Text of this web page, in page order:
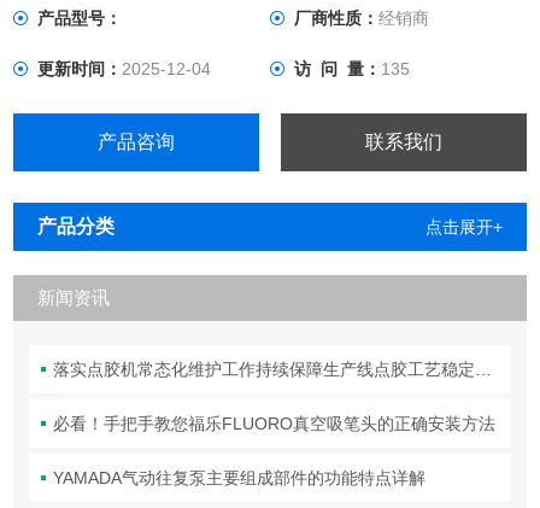
产品型号： 厂商性质： 经销商
更新时间：2025-12-04 访 问 量： 135
产品咨询 联系我们
产品分类 点击展开+
新闻资讯
落实点胶机常态化维护工作持续保障生产线点胶工艺稳定合规
必看！手把手教您福乐FLUORO真空吸笔头的正确安装方法
YAMADA气动往复泵主要组成部件的功能特点详解